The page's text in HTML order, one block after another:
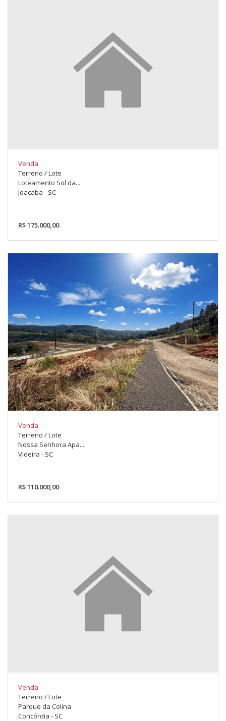
Venda
Terreno / Lote
Loteamento Sol da...
Joaçaba - SC
R$ 175.000,00
Venda
Terreno / Lote
Nossa Senhora Apa...
Videira - SC
R$ 110.000,00
Venda
Terreno / Lote
Parque da Colina
Concórdia - SC